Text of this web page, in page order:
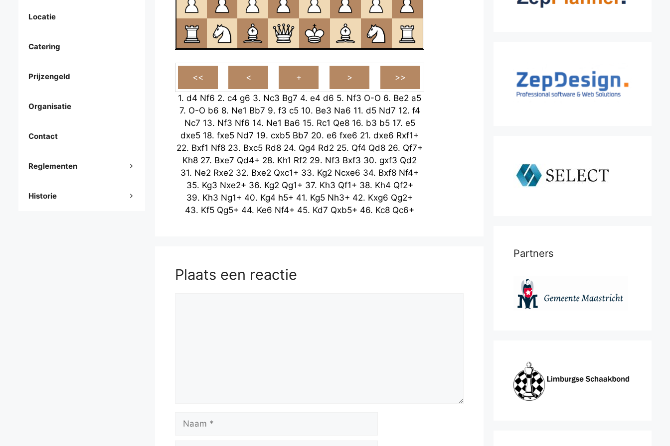
1. d4 Nf6 2. c4 g6 3. Nc3 Bg7 4. e4 d6 5. Nf3 O-O 6. Be2 a5
7. O-O b6 8. Ne1 Bb7 9. f3 c5 10. Be3 Na6 11. d5 Nd7 12. f4
Nc7 13. Nf3 Nf6 14. Ne1 Ba6 15. Rc1 Qe8 16. b3 b5 17. e5
dxe5 18. fxe5 Nd7 19. cxb5 Bb7 20. e6 fxe6 21. dxe6 Rxf1+
22. Bxf1 Nf8 23. Bxc5 Rd8 24. Qg4 Rd2 25. Qf4 Qd8 26. Qf7+
Kh8 27. Bxe7 Qd4+ 28. Kh1 Rf2 29. Nf3 Bxf3 30. gxf3 Qd2
31. Ne2 Rxe2 32. Bxe2 Qxc1+ 33. Kg2 Ncxe6 34. Bxf8 Nf4+
35. Kg3 Nxe2+ 36. Kg2 Qg1+ 37. Kh3 Qf1+ 38. Kh4 Qf2+
39. Kh3 Ng1+ 40. Kg4 h5+ 41. Kg5 Nh3+ 42. Kxg6 Qg2+
43. Kf5 Qg5+ 44. Ke6 Nf4+ 45. Kd7 Qxb5+ 46. Kc8 Qc6+
Plaats een reactie
Locatie
Catering
Prijzengeld
Organisatie
Contact
Reglementen
Historie
Partners